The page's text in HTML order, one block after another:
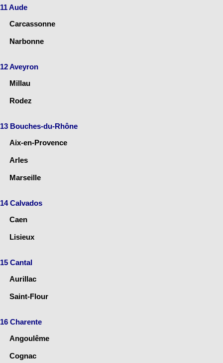
11 Aude
Carcassonne
Narbonne
12 Aveyron
Millau
Rodez
13 Bouches-du-Rhône
Aix-en-Provence
Arles
Marseille
14 Calvados
Caen
Lisieux
15 Cantal
Aurillac
Saint-Flour
16 Charente
Angoulême
Cognac